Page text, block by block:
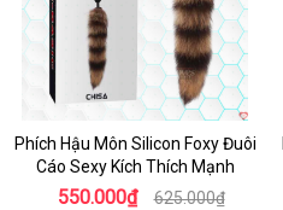
Phích Hậu Môn Silicon Foxy Đuôi
Cáo Sexy Kích Thích Mạnh
550.000₫ 625.000₫